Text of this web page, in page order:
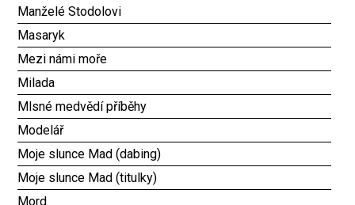
Manželé Stodolovi
Masaryk
Mezi námi moře
Milada
Mlsné medvědí příběhy
Modelář
Moje slunce Mad (dabing)
Moje slunce Mad (titulky)
Mord